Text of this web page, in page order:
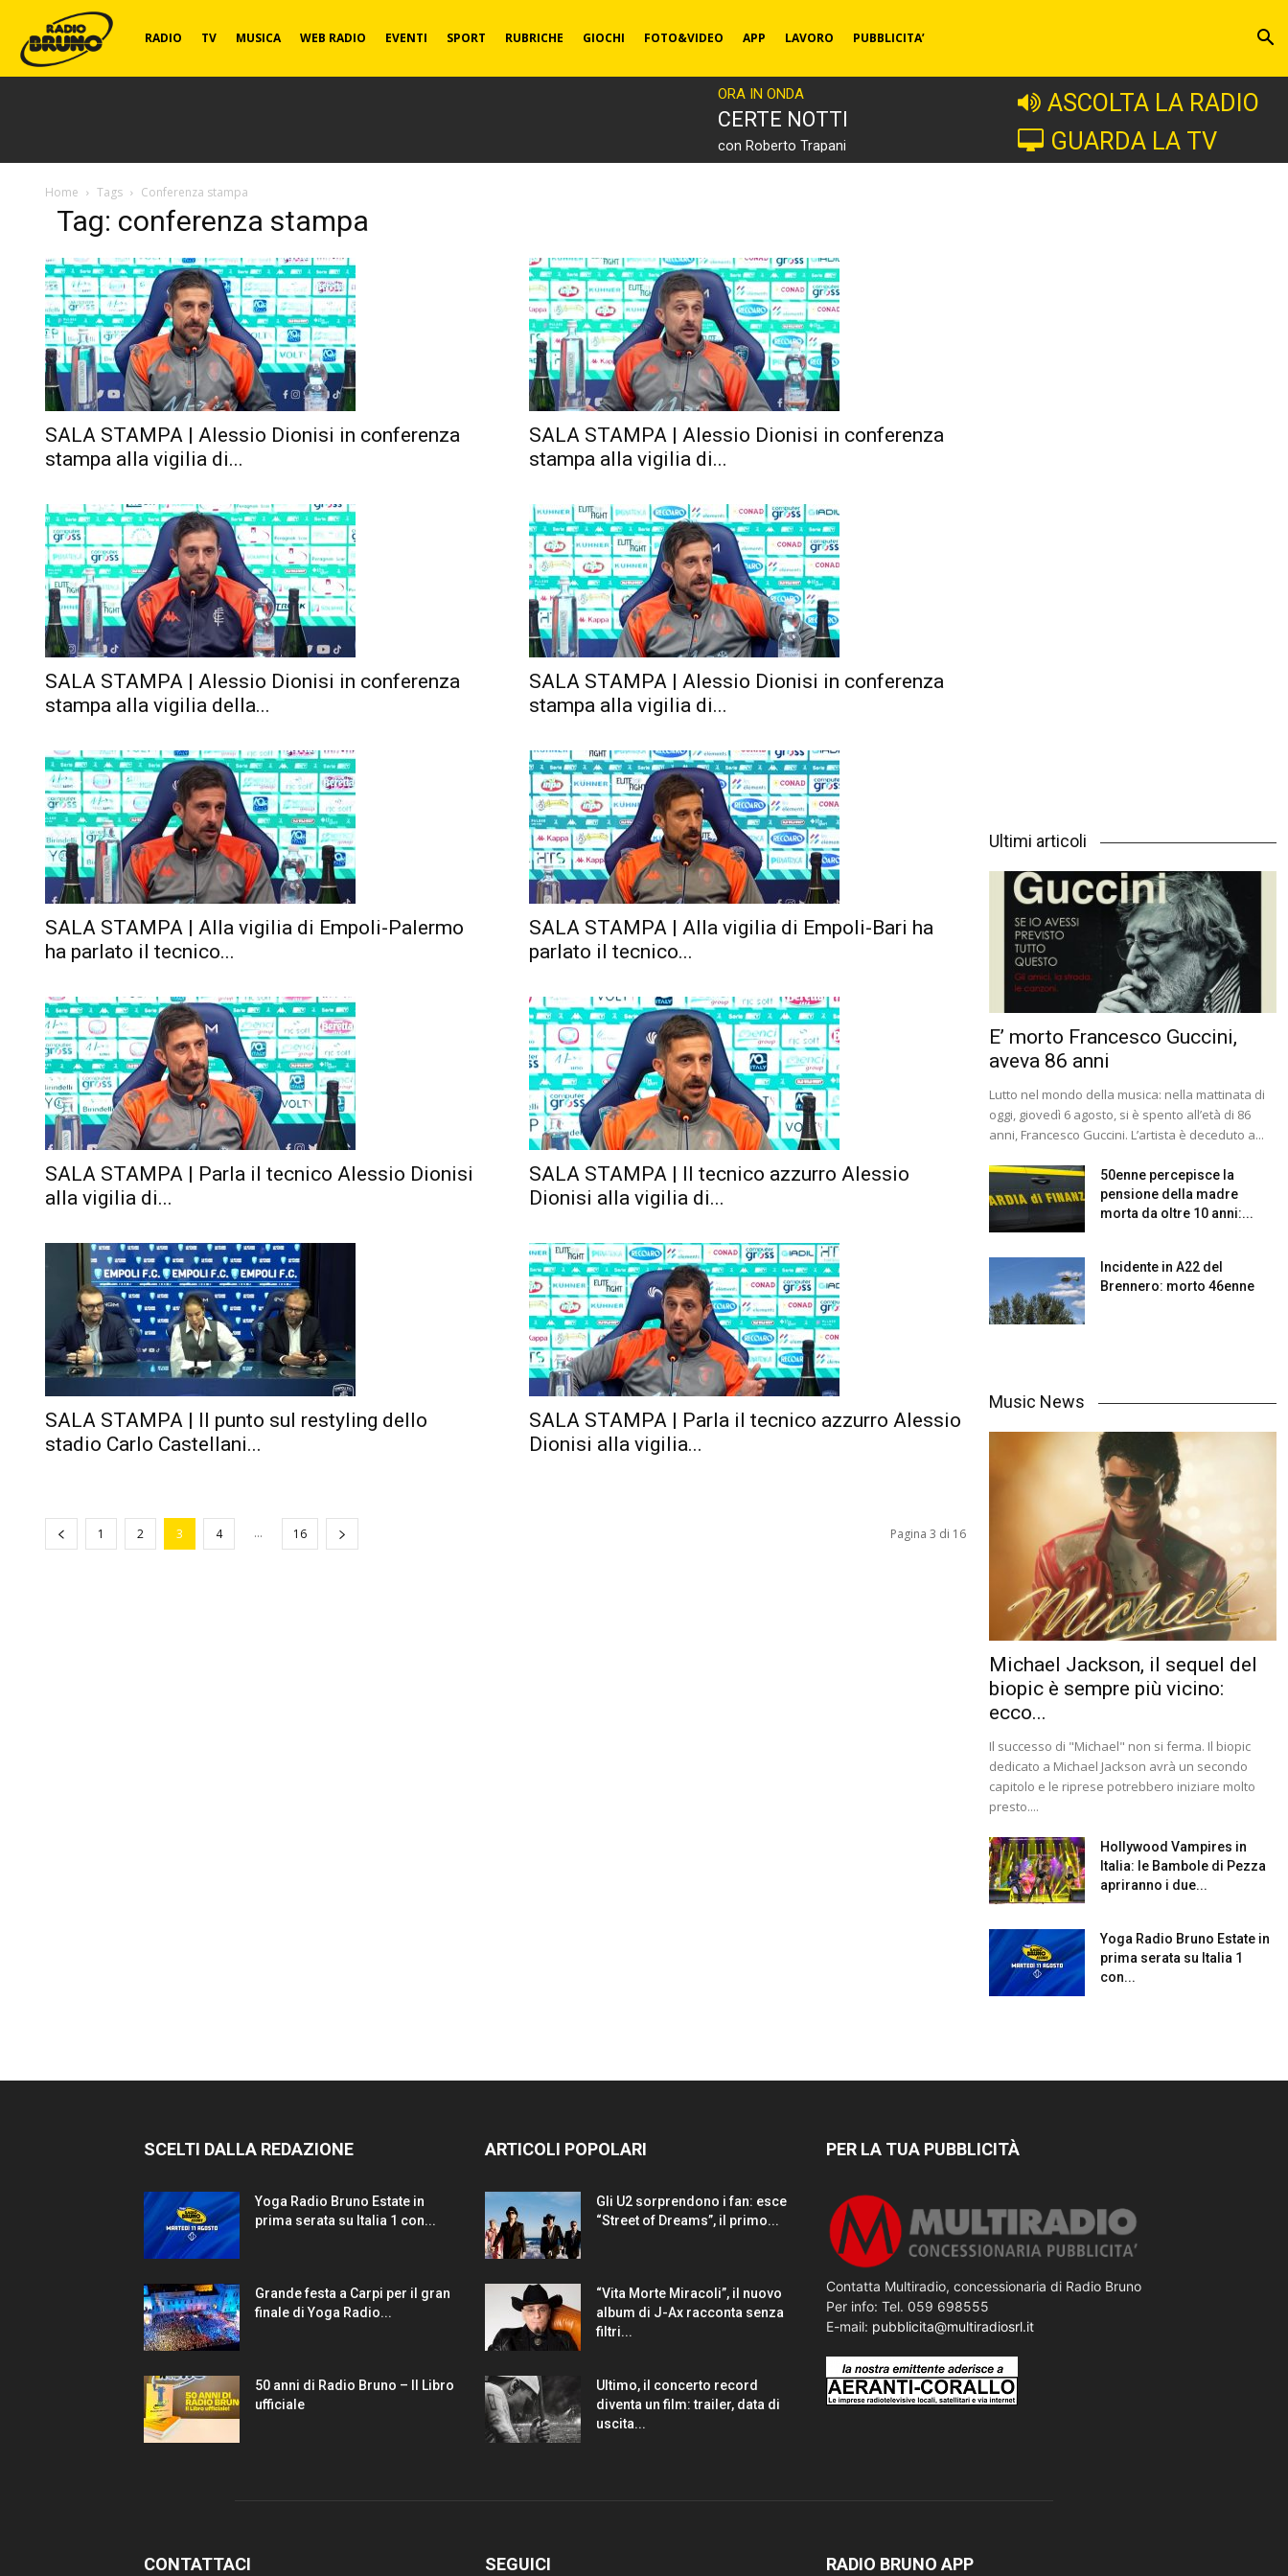
Radio
RADIO TV MUSICA WEB RADIO EVENTI SPORT RUBRICHE GIOCHI FOTO&VIDEO APP LAVORO PUBBLICITA’
ORA IN ONDA
CERTE NOTTI
con Roberto Trapani
ASCOLTA LA RADIO
GUARDA LA TV
Home Tags Conferenza stampa
Tag: conferenza stampa
SALA STAMPA | Alessio Dionisi in conferenza
stampa alla vigilia di...
SALA STAMPA | Alessio Dionisi in conferenza
stampa alla vigilia di...
SALA STAMPA | Alessio Dionisi in conferenza
stampa alla vigilia della...
SALA STAMPA | Alessio Dionisi in conferenza
stampa alla vigilia di...
SALA STAMPA | Alla vigilia di Empoli-Palermo
ha parlato il tecnico...
SALA STAMPA | Alla vigilia di Empoli-Bari ha
parlato il tecnico...
SALA STAMPA | Parla il tecnico Alessio Dionisi
alla vigilia di...
SALA STAMPA | Il tecnico azzurro Alessio
Dionisi alla vigilia di...
SALA STAMPA | Il punto sul restyling dello
stadio Carlo Castellani...
SALA STAMPA | Parla il tecnico azzurro Alessio
Dionisi alla vigilia...
1 2 3 4 ... 16 Pagina 3 di 16
Ultimi articoli
E’ morto Francesco Guccini,
aveva 86 anni
Lutto nel mondo della musica: nella mattinata di
oggi, giovedì 6 agosto, si è spento all’età di 86
anni, Francesco Guccini. L’artista è deceduto a...
50enne percepisce la
pensione della madre
morta da oltre 10 anni:...
Incidente in A22 del
Brennero: morto 46enne
Music News
Michael Jackson, il sequel del
biopic è sempre più vicino:
ecco...
Il successo di "Michael" non si ferma. Il biopic
dedicato a Michael Jackson avrà un secondo
capitolo e le riprese potrebbero iniziare molto
presto....
Hollywood Vampires in
Italia: le Bambole di Pezza
apriranno i due...
Yoga Radio Bruno Estate in
prima serata su Italia 1
con...
SCELTI DALLA REDAZIONE
Yoga Radio Bruno Estate in
prima serata su Italia 1 con...
Grande festa a Carpi per il gran
finale di Yoga Radio...
50 anni di Radio Bruno – Il Libro
ufficiale
ARTICOLI POPOLARI
Gli U2 sorprendono i fan: esce
“Street of Dreams”, il primo...
“Vita Morte Miracoli”, il nuovo
album di J-Ax racconta senza
filtri...
Ultimo, il concerto record
diventa un film: trailer, data di
uscita...
PER LA TUA PUBBLICITÀ
Contatta Multiradio, concessionaria di Radio Bruno
Per info: Tel. 059 698555
E-mail: pubblicita@multiradiosrl.it
CONTATTACI SEGUICI RADIO BRUNO APP